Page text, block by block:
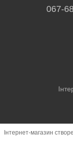
067-
Інтернет-магазин